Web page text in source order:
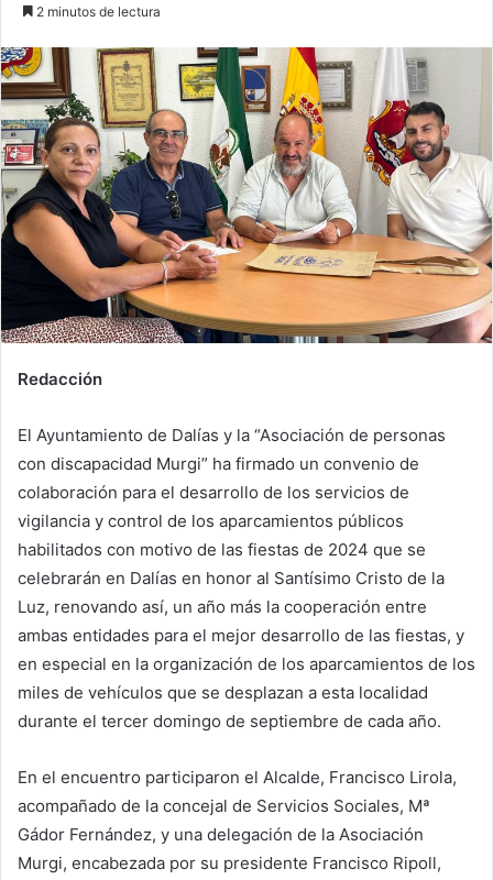
2 minutos de lectura
Redacción
El Ayuntamiento de Dalías y la “Asociación de personas
con discapacidad Murgi” ha firmado un convenio de
colaboración para el desarrollo de los servicios de
vigilancia y control de los aparcamientos públicos
habilitados con motivo de las fiestas de 2024 que se
celebrarán en Dalías en honor al Santísimo Cristo de la
Luz, renovando así, un año más la cooperación entre
ambas entidades para el mejor desarrollo de las fiestas, y
en especial en la organización de los aparcamientos de los
miles de vehículos que se desplazan a esta localidad
durante el tercer domingo de septiembre de cada año.
En el encuentro participaron el Alcalde, Francisco Lirola,
acompañado de la concejal de Servicios Sociales, Mª
Gádor Fernández, y una delegación de la Asociación
Murgi, encabezada por su presidente Francisco Ripoll,